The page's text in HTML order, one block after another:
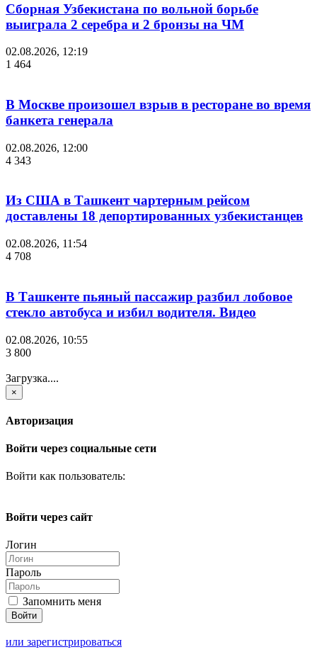
Сборная Узбекистана по вольной борьбе
выиграла 2 серебра и 2 бронзы на ЧМ
02.08.2026, 12:19
1 464
В Москве произошел взрыв в ресторане во время
банкета генерала
02.08.2026, 12:00
4 343
Из США в Ташкент чартерным рейсом
доставлены 18 депортированных узбекистанцев
02.08.2026, 11:54
4 708
В Ташкенте пьяный пассажир разбил лобовое
стекло автобуса и избил водителя. Видео
02.08.2026, 10:55
3 800
Загрузка....
×
Авторизация
Войти через социальные сети
Войти как пользователь:
Войти через сайт
Логин
Пароль
Запомнить меня
или зарегистрироваться